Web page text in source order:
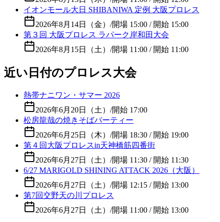
イオンモール大日 SHIBANIWA 定例 大阪プロレス
2026年8月14日（金） /開場 15:00 / 開始 15:00
第３回 大阪プロレス ラパーク岸和田大会
2026年8月15日（土） /開場 11:00 / 開始 11:00
近い日付のプロレス大会
熱帯ナニワン・サマー 2026
2026年6月20日（土） /開始 17:00
松房龍哉の焼きそばパーティー
2026年6月25日（木） /開場 18:30 / 開始 19:00
第４回大阪プロレスin天神橋筋四番街
2026年6月27日（土） /開場 11:30 / 開始 11:30
6/27 MARIGOLD SHINING ATTACK 2026（大阪）
2026年6月27日（土） /開場 12:15 / 開始 13:00
第7回交野天の川プロレス
2026年6月27日（土） /開場 11:00 / 開始 13:00